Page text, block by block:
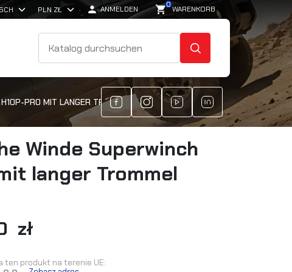
 ANMELDEN shopping_cart0WARENKORB
SUCHE
PRO MIT LANGER TROMMEL
Winde Superwinch
langer Trommel
zł
ten produkt na terenie UE: